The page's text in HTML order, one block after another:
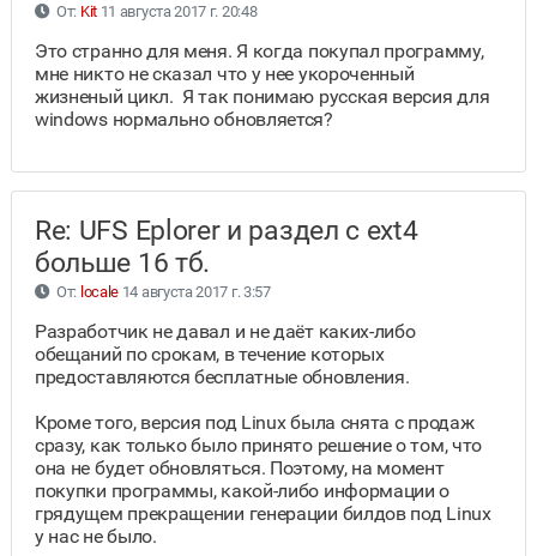
От: Kit11 августа 2017 г. 20:48
Это странно для меня. Я когда покупал программу,
мне никто не сказал что у нее укороченный
жизненый цикл. Я так понимаю русская версия для
windows нормально обновляется?
Re: UFS Eplorer и раздел с ext4
больше 16 тб.
От: locale 14 августа 2017 г. 3:57
Разработчик не давал и не даёт каких-либо
обещаний по срокам, в течение которых
предоставляются бесплатные обновления.
Кроме того, версия под Linux была снята с продаж
сразу, как только было принято решение о том, что
она не будет обновляться. Поэтому, на момент
покупки программы, какой-либо информации о
грядущем прекращении генерации билдов под Linux
у нас не было.